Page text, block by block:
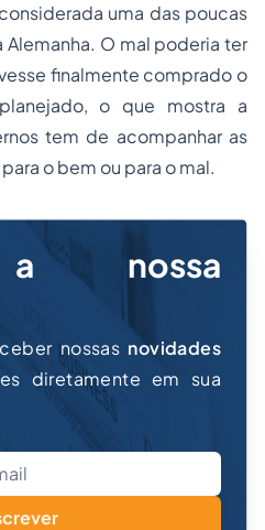
uma das poucas
O mal poderia ter
finalmente comprado o
o que mostra a
tem de acompanhar as
o bem ou para o mal.
nossa
nossas novidades
diretamente em sua